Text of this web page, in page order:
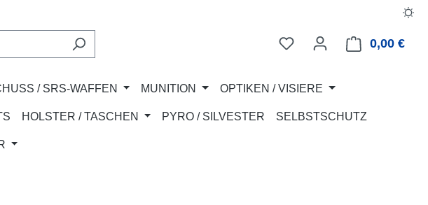
0,00 €
/ SRS-WAFFEN MUNITION OPTIKEN / VISIERE
HOLSTER / TASCHEN PYRO / SILVESTER SELBSTSCHUTZ